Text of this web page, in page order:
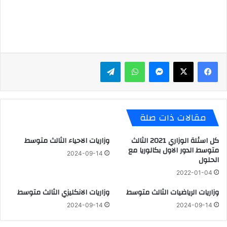
ماسنجر واتساب تيلقرام
مقالات ذات صلة
كل اسئلة الوزاري 2021 الثالث
متوسط الدور الاول بكالوريا مع
الحلول
2022-01-04
وزاريات الاحياء الثالث متوسط
2024-09-14
وزاريات الرياضيات الثالث متوسط
2024-09-14
وزاريات الانكليزي الثالث متوسط
2024-09-14